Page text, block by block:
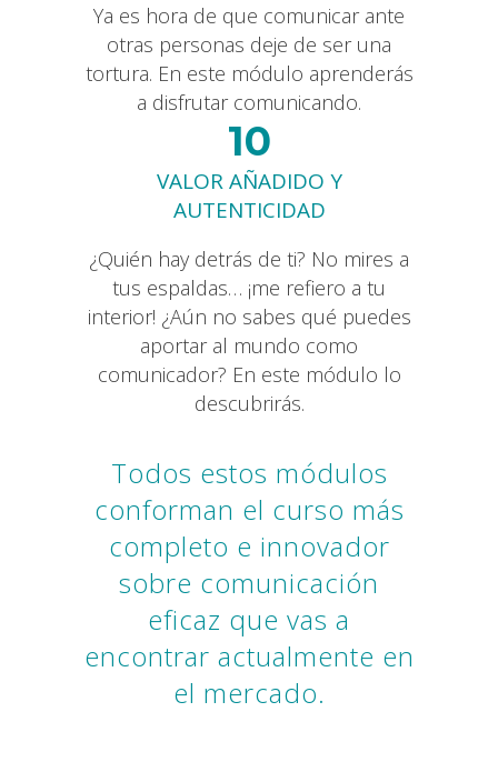
Ya es hora de que comunicar ante
otras personas deje de ser una
tortura. En este módulo aprenderás
a disfrutar comunicando.
10
VALOR AÑADIDO Y
AUTENTICIDAD
¿Quién hay detrás de ti? No mires a
tus espaldas… ¡me refiero a tu
interior! ¿Aún no sabes qué puedes
aportar al mundo como
comunicador? En este módulo lo
descubrirás.
Todos estos módulos
conforman el curso más
completo e innovador
sobre comunicación
eficaz que vas a
encontrar actualmente en
el mercado.